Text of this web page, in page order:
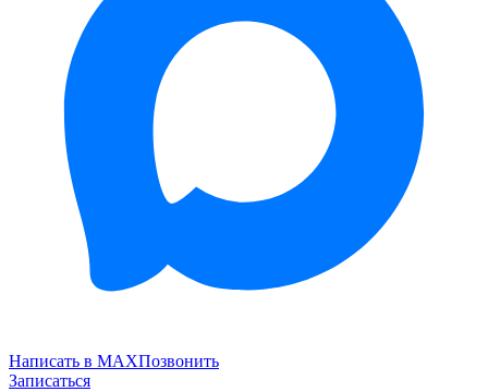
Написать в MAXПозвонить
Записаться